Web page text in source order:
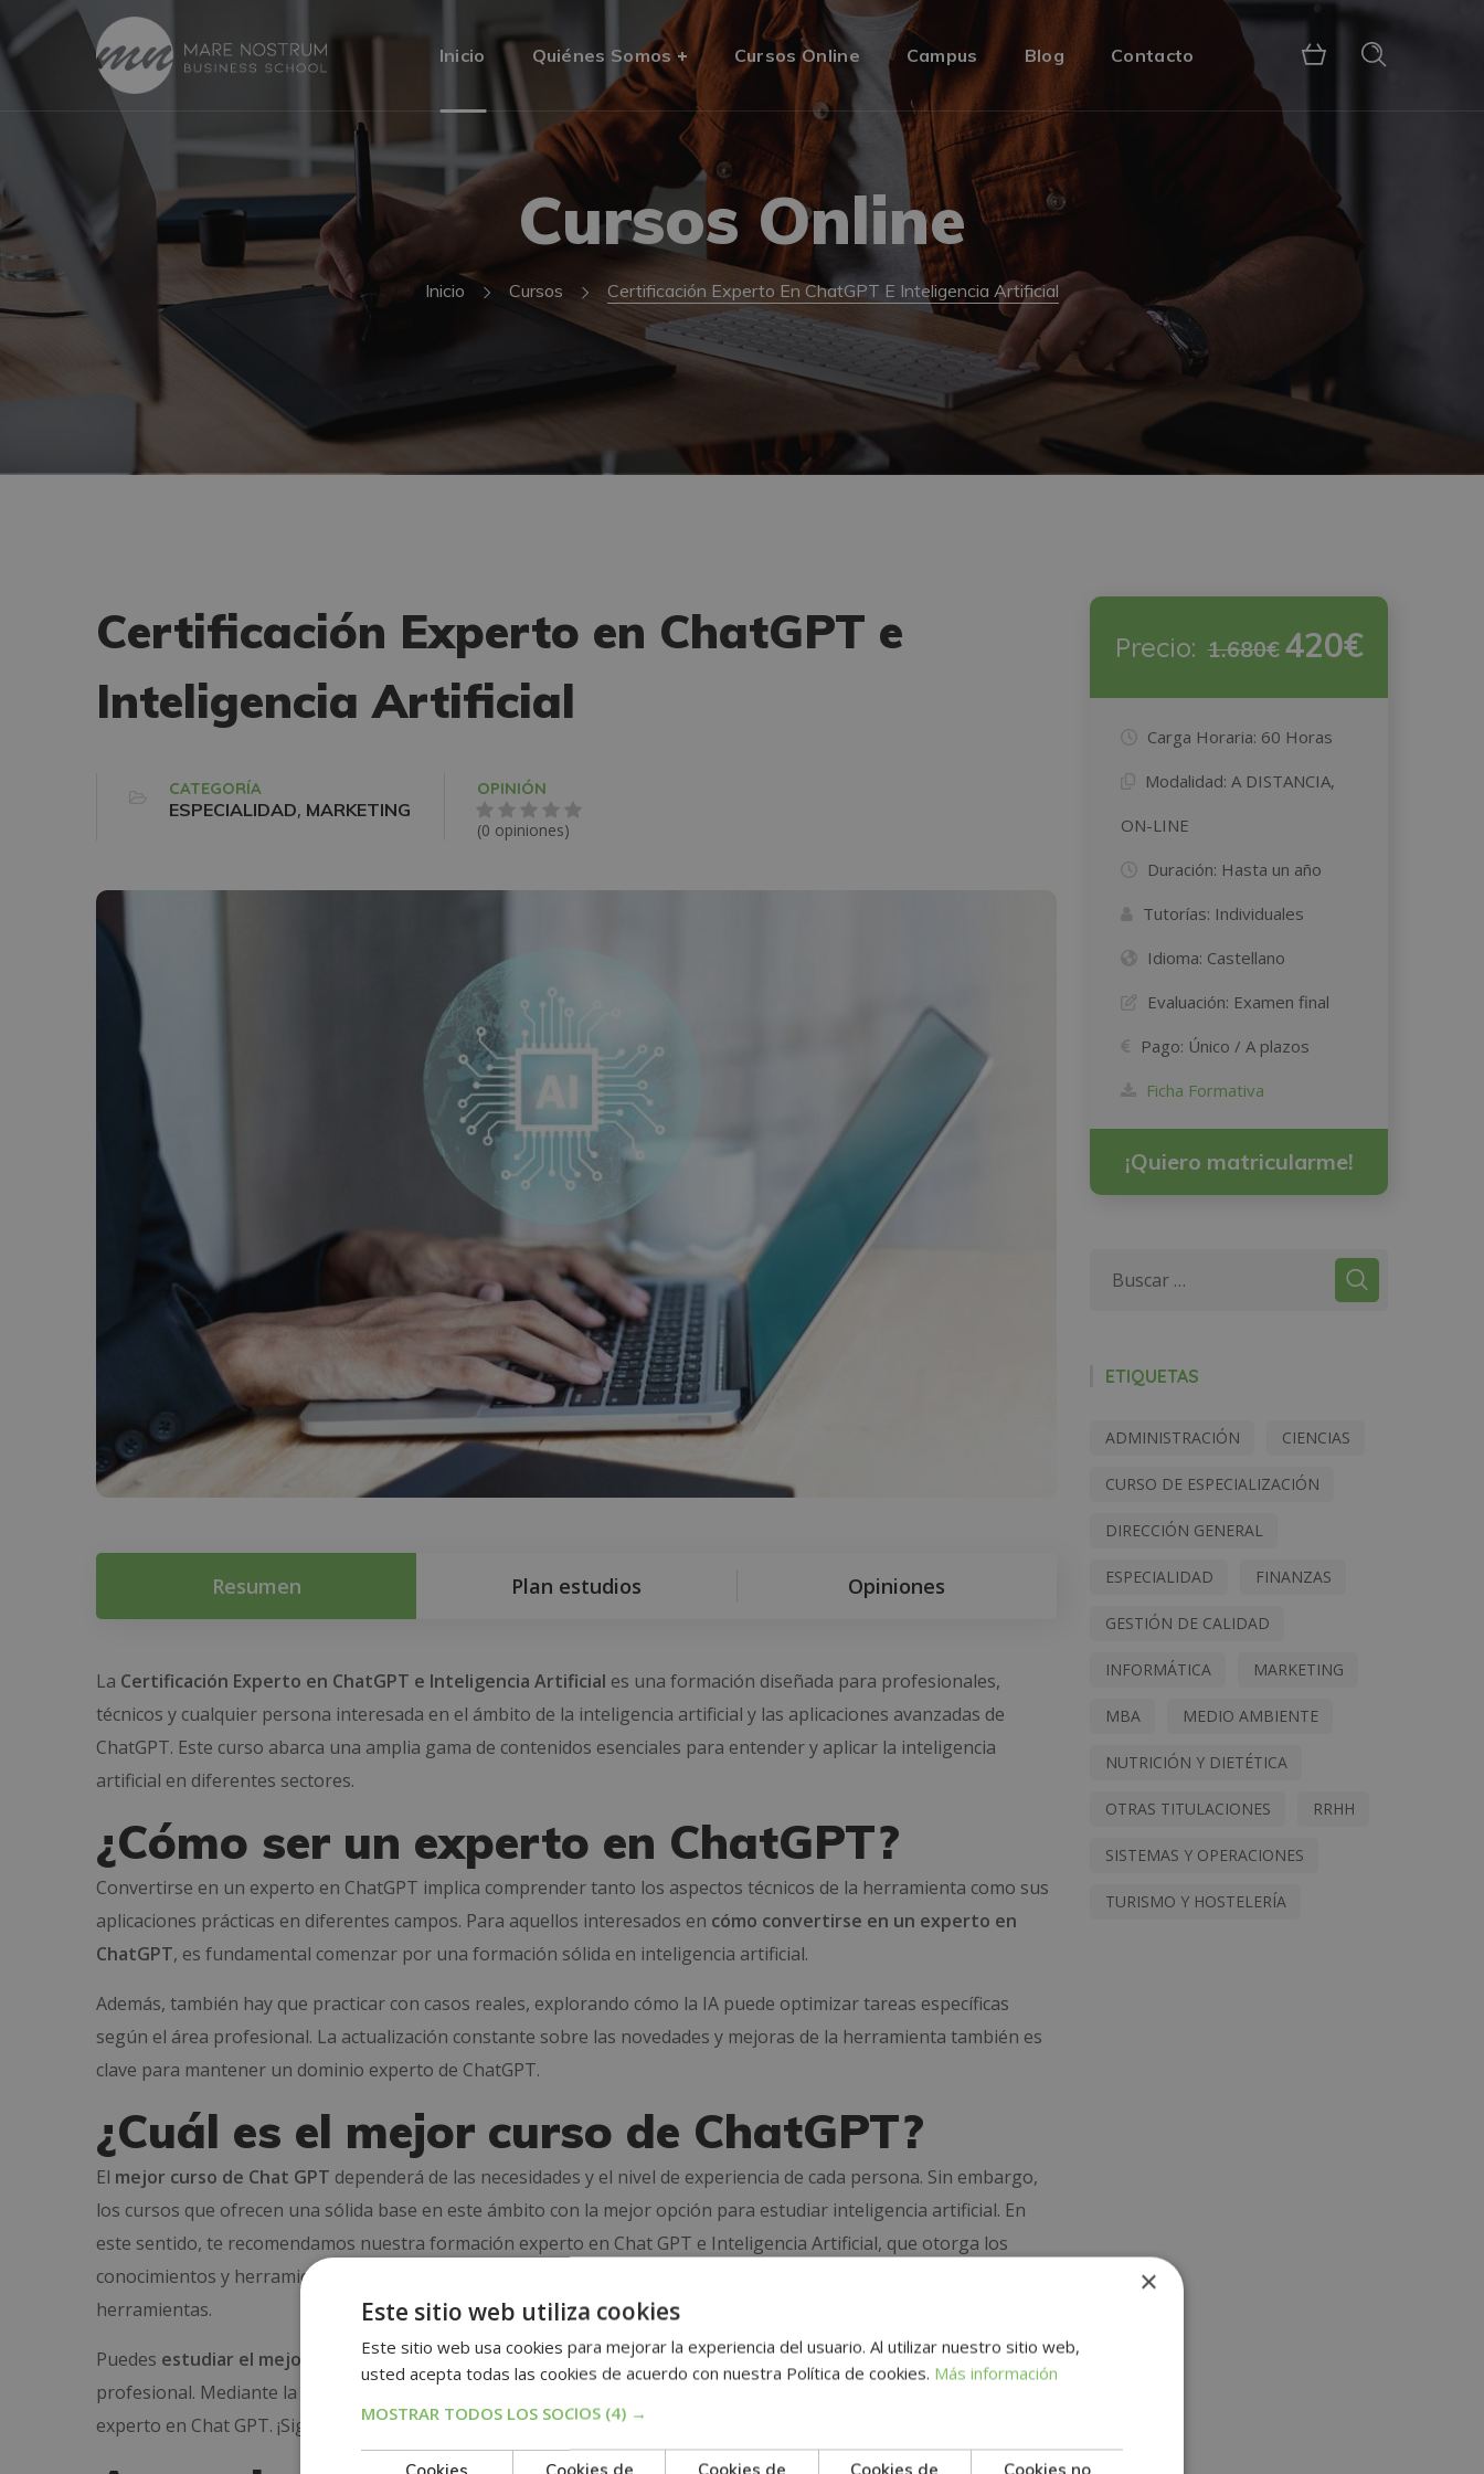
Inicio Quiénes Somos Cursos Online Campus Blog Contacto
Cursos Online
Inicio Cursos Certificación Experto En ChatGPT E Inteligencia Artificial
Certificación Experto en ChatGPT e
Inteligencia Artificial
CATEGORÍA
ESPECIALIDAD, MARKETING
OPINIÓN
(0 opiniones)
Resumen Plan estudios Opiniones
La Certificación Experto en ChatGPT e Inteligencia Artificial es una formación diseñada para profesionales,
técnicos y cualquier persona interesada en el ámbito de la inteligencia artificial y las aplicaciones avanzadas de
ChatGPT. Este curso abarca una amplia gama de contenidos esenciales para entender y aplicar la inteligencia
artificial en diferentes sectores.
¿Cómo ser un experto en ChatGPT?
Convertirse en un experto en ChatGPT implica comprender tanto los aspectos técnicos de la herramienta como sus
aplicaciones prácticas en diferentes campos. Para aquellos interesados en cómo convertirse en un experto en
ChatGPT, es fundamental comenzar por una formación sólida en inteligencia artificial.
Además, también hay que practicar con casos reales, explorando cómo la IA puede optimizar tareas específicas
según el área profesional. La actualización constante sobre las novedades y mejoras de la herramienta también es
clave para mantener un dominio experto de ChatGPT.
¿Cuál es el mejor curso de ChatGPT?
El mejor curso de Chat GPT dependerá de las necesidades y el nivel de experiencia de cada persona. Sin embargo,
los cursos que ofrecen una sólida base en este ámbito con la mejor opción para estudiar inteligencia artificial. En
este sentido, te recomendamos nuestra formación experto en Chat GPT e Inteligencia Artificial, que otorga los
conocimientos y herramientas para elaborar
herramientas.
Puedes estudiar el mejor curso de ChatGPT de manera online para que nada se interponga entre tú y tu futuro
profesional. Mediante la metodología de estudio flexible podrás adquirir las habilidades que necesitas para ser
experto en Chat GPT. ¡Sigue leyendo para descubrir las ventajas que te ofrece Mare Nostrum Business School!
Precio: 1.680€ 420€
Carga Horaria: 60 Horas
Modalidad: A DISTANCIA,
ON-LINE
Duración: Hasta un año
Tutorías: Individuales
Idioma: Castellano
Evaluación: Examen final
Pago: Único / A plazos
Ficha Formativa
¡Quiero matricularme!
ETIQUETAS
ADMINISTRACIÓN CIENCIAS
CURSO DE ESPECIALIZACIÓN
DIRECCIÓN GENERAL
ESPECIALIDAD FINANZAS
GESTIÓN DE CALIDAD
INFORMÁTICA MARKETING
MBA MEDIO AMBIENTE
NUTRICIÓN Y DIETÉTICA
OTRAS TITULACIONES RRHH
SISTEMAS Y OPERACIONES
TURISMO Y HOSTELERÍA
×
Este sitio web utiliza cookies
Este sitio web usa cookies para mejorar la experiencia del usuario. Al utilizar nuestro sitio web,
usted acepta todas las cookies de acuerdo con nuestra Política de cookies. Más información
MOSTRAR TODOS LOS SOCIOS (4) →
Cookies
Cookies de
Cookies de
Cookies de
Cookies no